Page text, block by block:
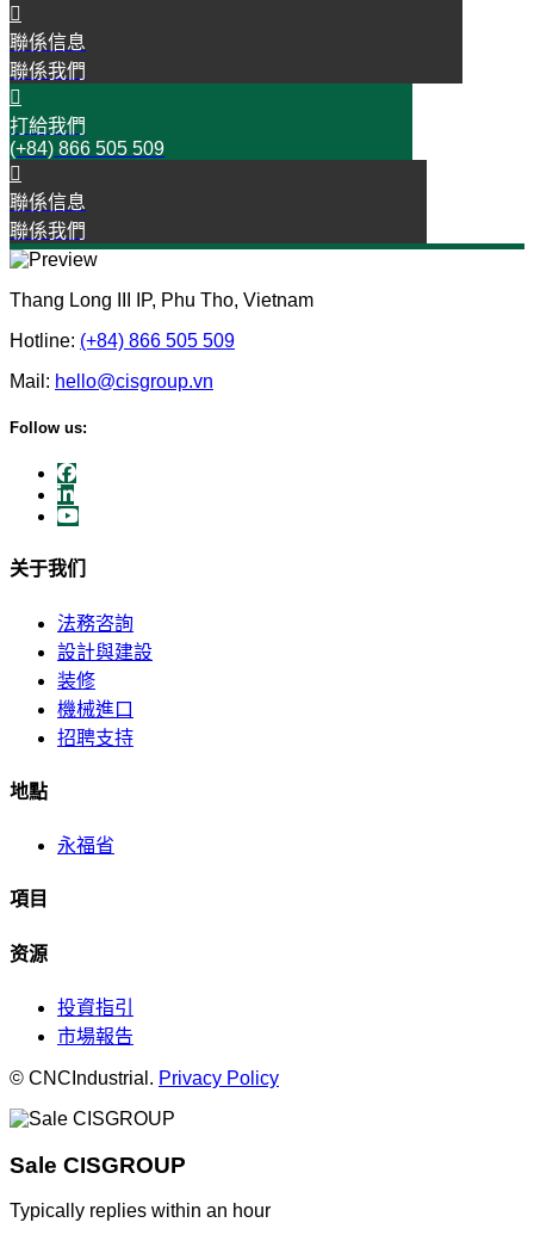
聯係信息
聯係我們
打給我們
(+84) 866 505 509
聯係信息
聯係我們
Thang Long III IP, Phu Tho, Vietnam
Hotline: (+84) 866 505 509
Mail: hello@cisgroup.vn
Follow us:
关于我们
法務咨詢
設計與建設
装修
機械進口
招聘支持
地點
永福省
項目
资源
投資指引
市場報告
© CNCIndustrial. Privacy Policy
Sale CISGROUP
Typically replies within an hour